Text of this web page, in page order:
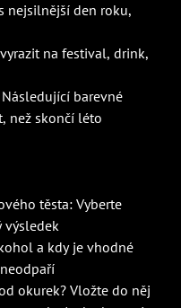
nejsilnější den roku,
na festival, drink,
barevné
než skončí léto
těsta: Vyberte
výsledek
a kdy je vhodné
okurek? Vložte do něj